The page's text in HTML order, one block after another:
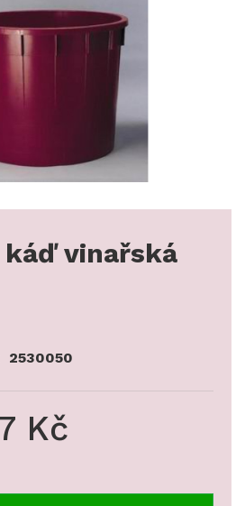
vinařská
2530050
Kč